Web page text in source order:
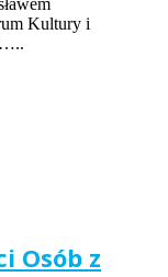
Kultury i
Osób z